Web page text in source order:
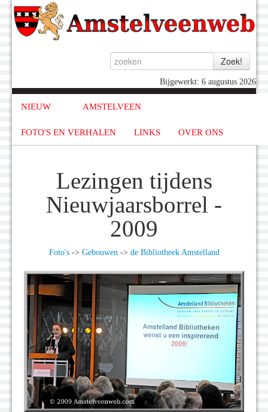
Bijgewerkt: 6 augustus 2026
NIEUW AMSTELVEEN
FOTO'S EN VERHALEN LINKS OVER ONS
Lezingen tijdens
Nieuwjaarsborrel -
2009
Foto's-> Gebouwen-> de Bibliotheek Amstelland